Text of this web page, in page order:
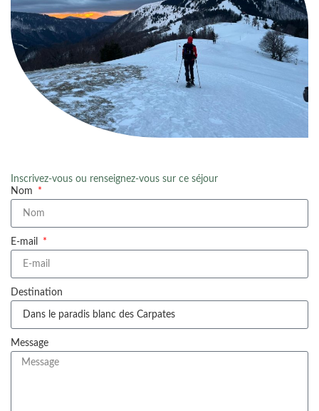
Inscrivez-vous ou renseignez-vous sur ce séjour
Nom
E-mail
Destination
Message